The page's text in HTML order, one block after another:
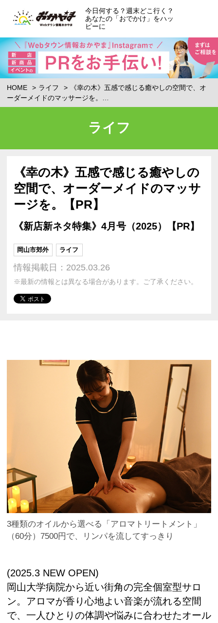
今日何する？週末どこ行く？
あなたの「おでかけ」をハッ
ピーに
HOME ライフ
《幸の木》五感で感じる癒やしの空間で、オ
ーダーメイドのマッサージを。…
ライフ
《幸の木》五感で感じる癒やしの
空間で、オーダーメイドのマッサ
ージを。【PR】
《新店新ネタ特集》4月号（2025）【PR】
岡山市郊外 ライフ
情報掲載日：2025.03.26
※最新の情報とは異なる場合があります。ご了承ください。
3種類のオイルから選べる「アロマトリートメント」
（60分）7500円で、リンパを流してすっきり
(2025.3 NEW OPEN)
岡山大学病院から近い街角の完全個室型サロ
ン。アロマが香り心地よい音楽が流れる空間
で、一人ひとりの体調や悩みに合わせたオール